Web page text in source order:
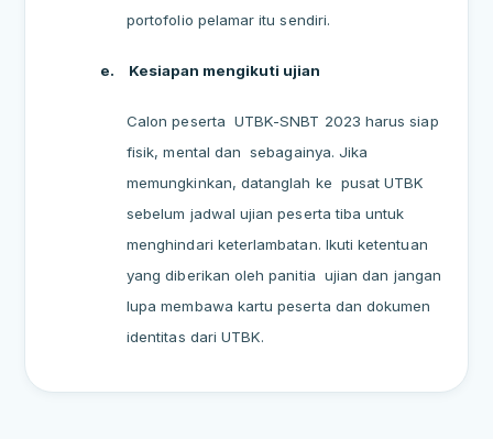
portofolio pelamar itu sendiri.
e. Kesiapan mengikuti ujian
Calon peserta UTBK-SNBT 2023 harus siap
fisik, mental dan sebagainya. Jika
memungkinkan, datanglah ke pusat UTBK
sebelum jadwal ujian peserta tiba untuk
menghindari keterlambatan. Ikuti ketentuan
yang diberikan oleh panitia ujian dan jangan
lupa membawa kartu peserta dan dokumen
identitas dari UTBK.